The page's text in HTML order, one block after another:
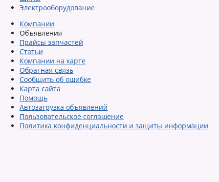
Электрооборудование
Компании
Объявления
Прайсы запчастей
Статьи
Компании на карте
Обратная связь
Сообщить об ошибке
Карта сайта
Помощь
Автозагрузка объявлений
Пользовательское соглашение
Политика конфиденциальности и защиты информации